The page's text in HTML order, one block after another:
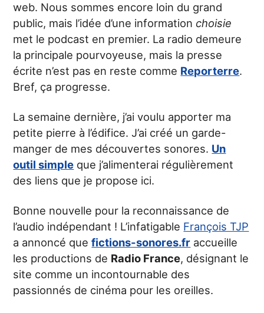
web. Nous sommes encore loin du grand
public, mais l’idée d’une information choisie
met le podcast en premier. La radio demeure
la principale pourvoyeuse, mais la presse
écrite n’est pas en reste comme Reporterre.
Bref, ça progresse.
La semaine dernière, j’ai voulu apporter ma
petite pierre à l’édifice. J’ai créé un garde-
manger de mes découvertes sonores. Un
outil simple que j’alimenterai régulièrement
des liens que je propose ici.
Bonne nouvelle pour la reconnaissance de
l’audio indépendant ! L’infatigable François TJP
a annoncé quefictions-sonores.fr accueille
les productions de Radio France, désignant le
site comme un incontournable des
passionnés de cinéma pour les oreilles.